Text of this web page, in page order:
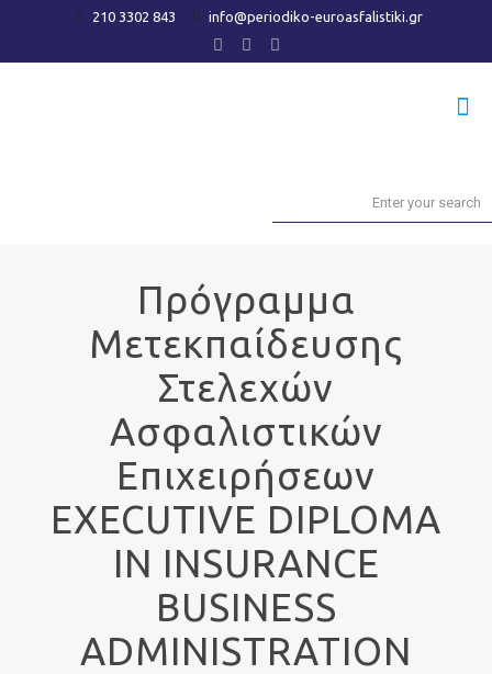
210 3302 843 info@periodiko-euroasfalistiki.gr
Πρόγραμμα
Μετεκπαίδευσης
Στελεχών
Ασφαλιστικών
Επιχειρήσεων
EXECUTIVE DIPLOMA
IN INSURANCE
BUSINESS
ADMINISTRATION